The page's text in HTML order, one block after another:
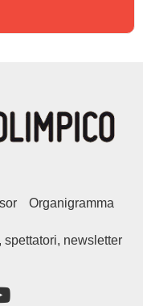
Organigramma
spettatori, newsletter